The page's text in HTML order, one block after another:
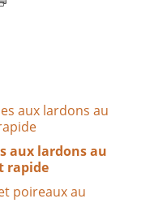
aux lardons au
rapide